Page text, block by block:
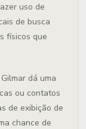
uso de
de busca
físicos que
dá uma
ou contatos
de exibição de
chance de